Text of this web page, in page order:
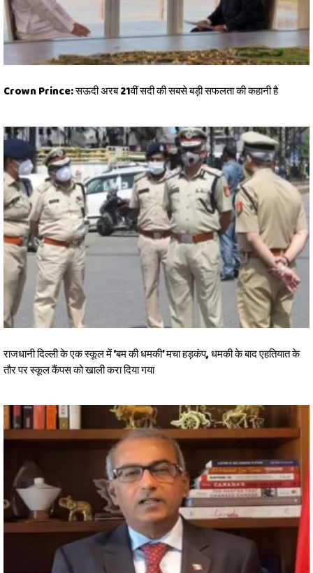
Crown Prince: सऊदी अरब 21वीं सदी की सबसे बड़ी सफलता की कहानी है
राजधानी दिल्ली के एक स्कूल में ‘बम की धमकी’ मचा हड़कंप, धमकी के बाद एहतियात के
तौर पर स्कूल कैंपस को खाली करा दिया गया